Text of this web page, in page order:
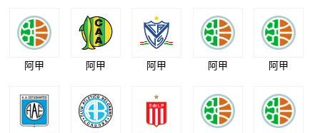
阿甲 阿甲 阿甲 阿甲 阿甲